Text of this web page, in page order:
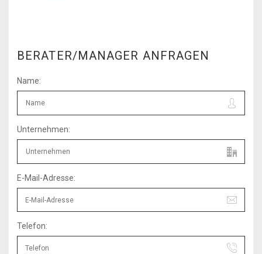
BERATER/MANAGER ANFRAGEN
Name:
Unternehmen:
E-Mail-Adresse:
Telefon: